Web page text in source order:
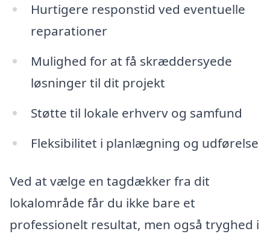
Hurtigere responstid ved eventuelle
reparationer
Mulighed for at få skræddersyede
løsninger til dit projekt
Støtte til lokale erhverv og samfund
Fleksibilitet i planlægning og udførelse
Ved at vælge en tagdækker fra dit
lokalområde får du ikke bare et
professionelt resultat, men også tryghed i